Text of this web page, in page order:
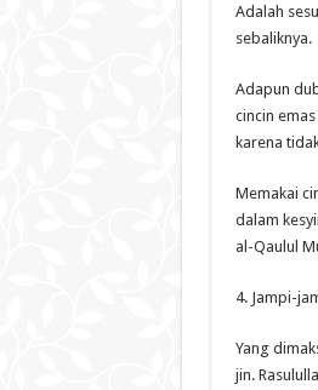
Adalah
sebaliknya.
Adapun
cincin
karena
Memakai
dalam
al-Qaulul
4. Jampi-
Yang
jin.